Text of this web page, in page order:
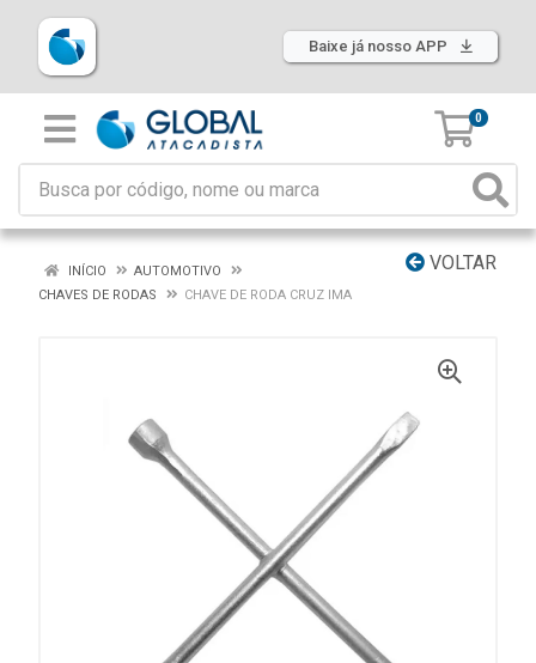
Baixe já nosso APP
0
VOLTAR
INÍCIO
AUTOMOTIVO
CHAVES DE RODAS
CHAVE DE RODA CRUZ IMA